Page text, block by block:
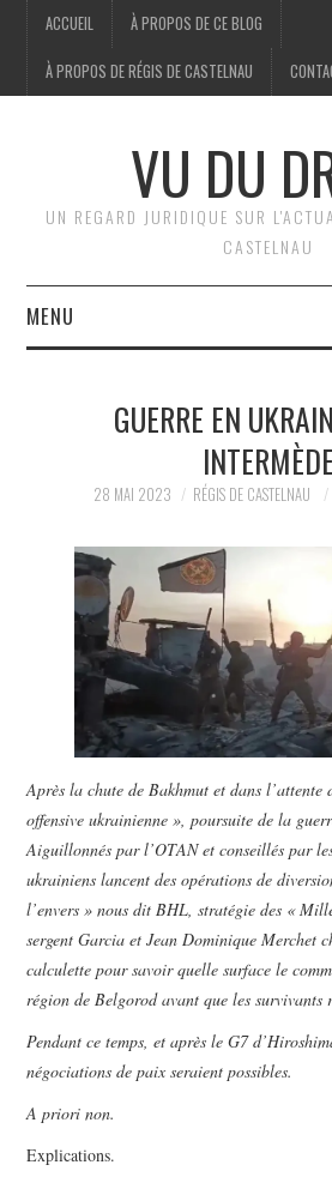
ACCUEIL À PROPOS DE CE BLOG
À PROPOS DE RÉGIS DE CASTELNAU
VU DU
UN REGARD JURIDIQUE SUR
CASTELNAU
MENU
BRÈVES
JURIDIQUE
POLITIQUE
HISTOIRE
CULTURE
SPORT
GUERRE EN
INTERMÈDE
28 MAI 2023 RÉGIS DE CASTELNAU
Après la chute de Bakhmut et dans l’attente
offensive ukrainienne », poursuite de la
Aiguillonnés par l’OTAN et conseillés par
ukrainiens lancent des opérations de
l’envers » nous dit BHL, stratégie des «
sergent Garcia et Jean Dominique Merchet
calculette pour savoir quelle surface le
région de Belgorod avant que les survivants
Pendant ce temps, et après le G7
négociations de paix seraient possibles.
A priori non.
Explications.